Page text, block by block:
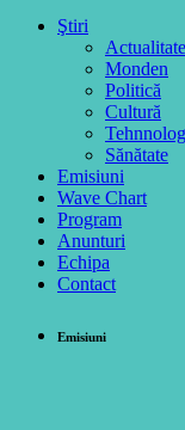
Ştiri
Actualitate
Monden
Politică
Cultură
Sănătate
Emisiuni
Wave Chart
Program
Anunturi
Echipa
Contact
Emisiuni